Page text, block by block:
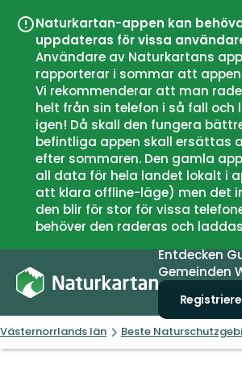
Naturkartan-appen kan
uppdateras för vissa
Användare av Naturkartans
rapporterar i sommar att
Vi rekommenderar att man
helt från sin telefon i så fall och
igen! Då skall den fungera
befintliga appen skall ersättas
efter sommaren. Den gamla
all data för hela landet lokalt i
att klara offline-läge) men det
den blir för stor för vissa
behöver den raderas och
Entdecken
Gemeinden
Västernorrlands län Beste